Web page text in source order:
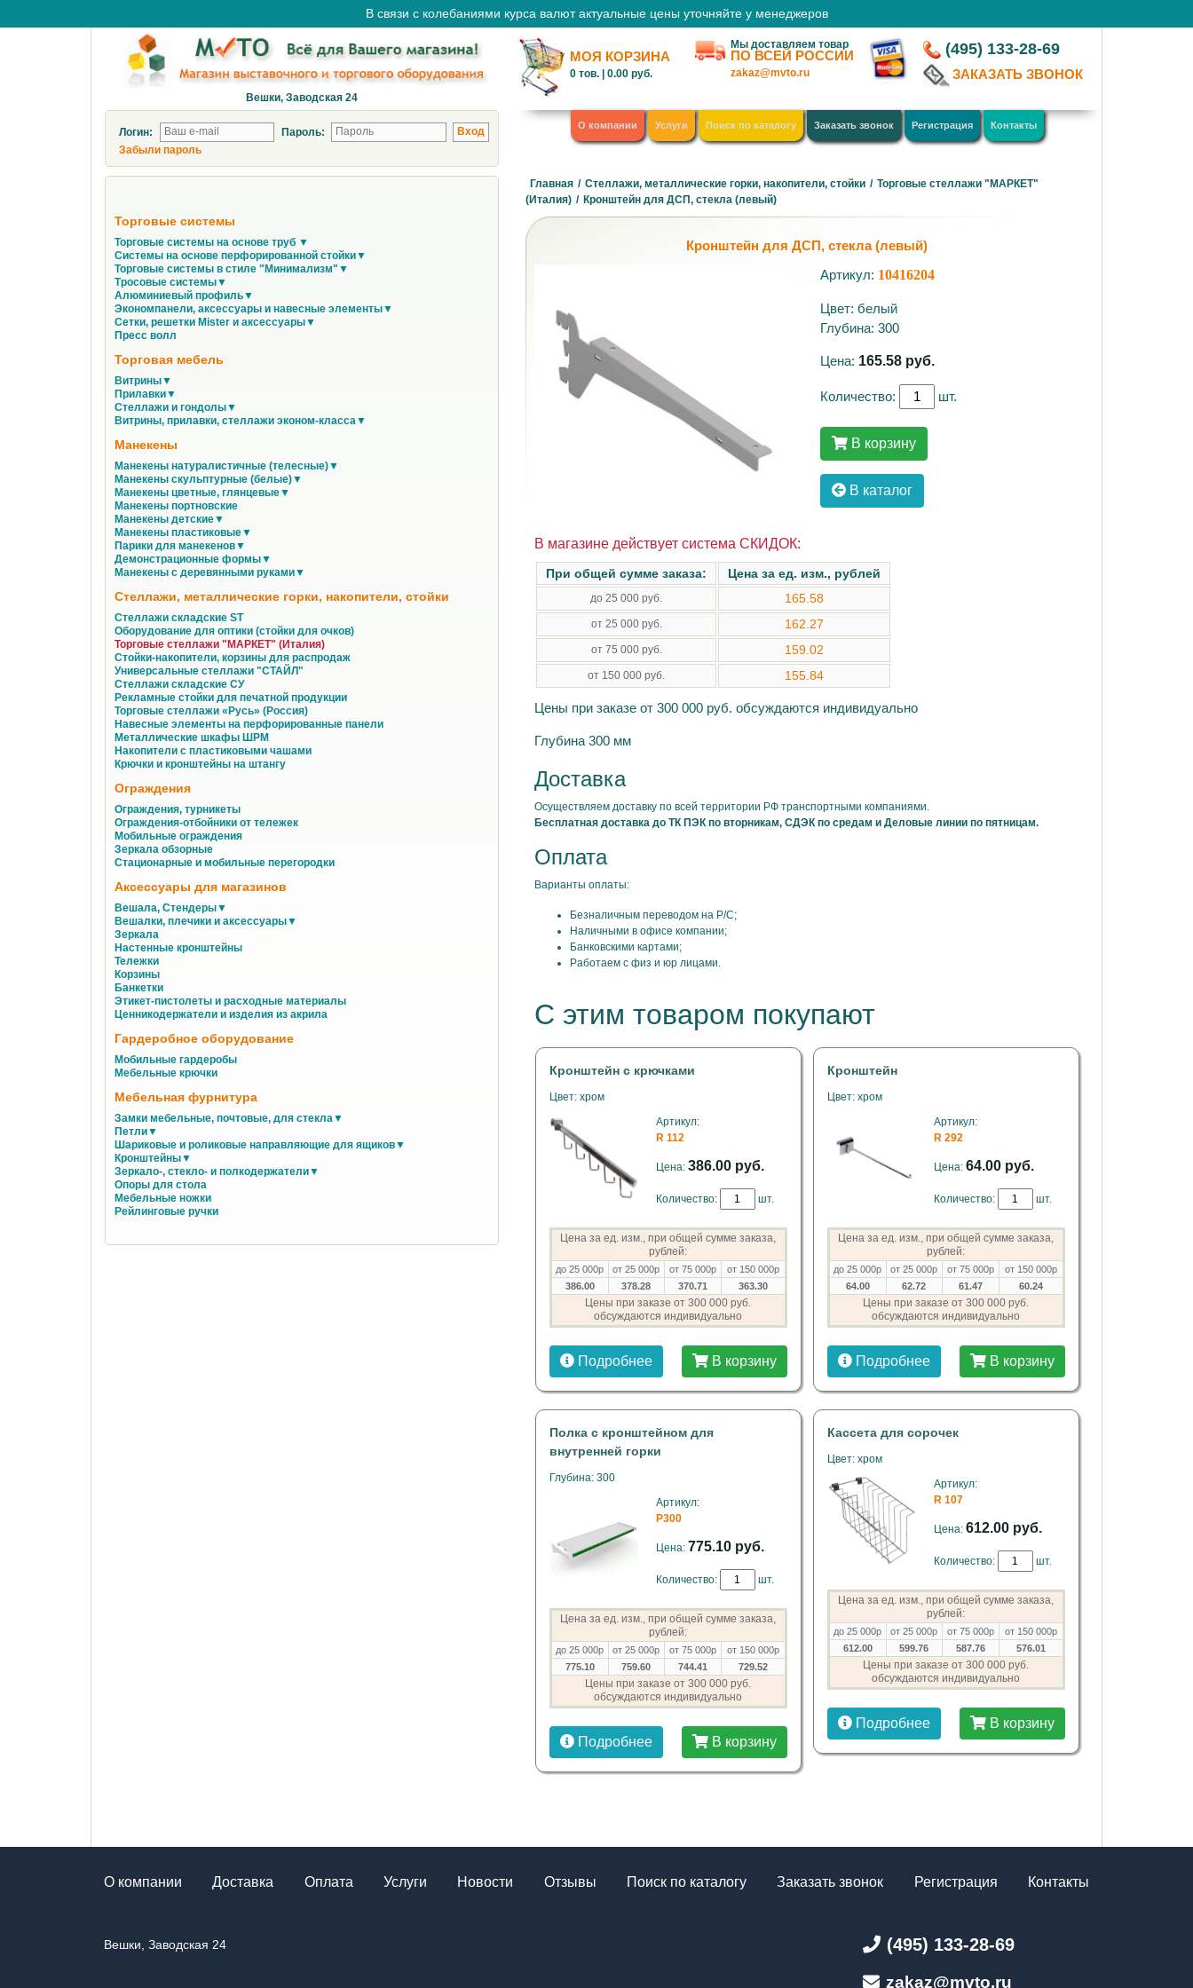
В связи с колебаниями курса валют актуальные цены уточняйте у менеджеров
Вешки, Заводская 24
МОЯ КОРЗИНА
0 тов. |0.00 руб.
Мы доставляем товар
ПО ВСЕЙ РОССИИ
zakaz@mvto.ru
(495) 133-28-69
ЗАКАЗАТЬ ЗВОНОК
Логин:
Пароль:
Забыли пароль
О компании Услуги Поиск по каталогу Заказать звонок Регистрация Контакты
Торговые системы
Торговые системы на основе труб ▼
Системы на основе перфорированной стойки▼
Торговые системы в стиле "Минимализм"▼
Тросовые системы▼
Алюминиевый профиль▼
Экономпанели, аксессуары и навесные элементы▼
Сетки, решетки Mister и аксессуары▼
Пресс волл
Торговая мебель
Витрины▼
Прилавки▼
Стеллажи и гондолы▼
Витрины, прилавки, стеллажи эконом-класса▼
Манекены
Манекены натуралистичные (телесные)▼
Манекены скульптурные (белые)▼
Манекены цветные, глянцевые▼
Манекены портновские
Манекены детские▼
Манекены пластиковые▼
Парики для манекенов▼
Демонстрационные формы▼
Манекены с деревянными руками▼
Стеллажи, металлические горки, накопители, стойки
Стеллажи складские ST
Оборудование для оптики (стойки для очков)
Торговые стеллажи "МАРКЕТ" (Италия)
Стойки-накопители, корзины для распродаж
Универсальные стеллажи "СТАЙЛ"
Стеллажи складские СУ
Рекламные стойки для печатной продукции
Торговые стеллажи «Русь» (Россия)
Навесные элементы на перфорированные панели
Металлические шкафы ШРМ
Накопители с пластиковыми чашами
Крючки и кронштейны на штангу
Ограждения
Ограждения, турникеты
Ограждения-отбойники от тележек
Мобильные ограждения
Зеркала обзорные
Стационарные и мобильные перегородки
Аксессуары для магазинов
Вешала, Стендеры▼
Вешалки, плечики и аксессуары▼
Зеркала
Настенные кронштейны
Тележки
Корзины
Банкетки
Этикет-пистолеты и расходные материалы
Ценникодержатели и изделия из акрила
Гардеробное оборудование
Мобильные гардеробы
Мебельные крючки
Мебельная фурнитура
Замки мебельные, почтовые, для стекла▼
Петли▼
Шариковые и роликовые направляющие для ящиков▼
Кронштейны▼
Зеркало-, стекло- и полкодержатели▼
Опоры для стола
Мебельные ножки
Рейлинговые ручки
Главная / Стеллажи, металлические горки, накопители, стойки / Торговые стеллажи "МАРКЕТ"
(Италия) / Кронштейн для ДСП, стекла (левый)
Кронштейн для ДСП, стекла (левый)
Артикул: 10416204
Цвет: белый
Глубина: 300
Цена: 165.58 руб.
Количество: шт.
В корзину
В каталог
В магазине действует система СКИДОК:
При общей сумме заказа: Цена за ед. изм., рублей
до 25 000 руб. 165.58
от 25 000 руб. 162.27
от 75 000 руб. 159.02
от 150 000 руб. 155.84
Цены при заказе от 300 000 руб. обсуждаются индивидуально
Глубина 300 мм
Доставка
Осуществляем доставку по всей территории РФ транспортными компаниями.
Бесплатная доставка до ТК ПЭК по вторникам, СДЭК по средам и Деловые линии по пятницам.
Оплата
Варианты оплаты:
Безналичным переводом на Р/С;
Наличными в офисе компании;
Банковскими картами;
Работаем с физ и юр лицами.
С этим товаром покупают
Кронштейн с крючками
Цвет: хром
Артикул:
R 112
Цена: 386.00 руб.
Количество: шт.
Цена за ед. изм., при общей сумме заказа,
рублей:
до 25 000р от 25 000р от 75 000р
от 150 000р
386.00
378.28 370.71 363.30
Цены при заказе от 300 000 руб.
обсуждаются индивидуально
Подробнее В корзину
Кронштейн
Цвет: хром
Артикул:
R 292
Цена: 64.00 руб.
Количество: шт.
Цена за ед. изм., при общей сумме заказа,
рублей:
до 25 000р от 25 000р от 75 000р
от 150 000р
64.00
62.72 61.47 60.24
Цены при заказе от 300 000 руб.
обсуждаются индивидуально
Подробнее В корзину
Полка с кронштейном для
внутренней горки
Глубина: 300
Артикул:
P300
Цена: 775.10 руб.
Количество: шт.
Цена за ед. изм., при общей сумме заказа,
рублей:
до 25 000р от 25 000р от 75 000р
от 150 000р
775.10
759.60 744.41 729.52
Цены при заказе от 300 000 руб.
обсуждаются индивидуально
Подробнее В корзину
Кассета для сорочек
Цвет: хром
Артикул:
R 107
Цена: 612.00 руб.
Количество: шт.
Цена за ед. изм., при общей сумме заказа,
рублей:
до 25 000р от 25 000р от 75 000р
от 150 000р
612.00
599.76 587.76 576.01
Цены при заказе от 300 000 руб.
обсуждаются индивидуально
Подробнее В корзину
О компании Доставка Оплата Услуги Новости Отзывы Поиск по каталогу Заказать звонок Регистрация Контакты
Вешки, Заводская 24 (495) 133-28-69
zakaz@mvto.ru